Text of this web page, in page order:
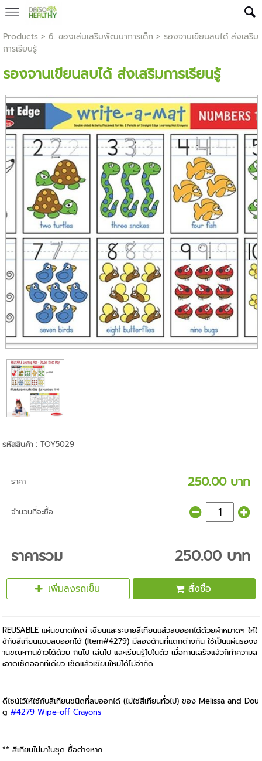
Products > 6. ของเล่นเสริมพัฒนาการเด็ก > รองจานเขียนลบได้ ส่งเสริม
การเรียนรู้
รองจานเขียนลบได้ ส่งเสริมการเรียนรู้
รหัสสินค้า :TOY5029
ราคา 250.00 บาท
จำนวนที่จะซื้อ
ราคารวม 250.00 บาท
เพิ่มลงรถเข็น สั่งซื้อ
REUSABLE แผ่นขนาดใหญ่ เขียนและระบายสีเทียนแล้วลบออกได้ด้วยผ้าหมาดๆ ให้ใ
ช้กับสีเทียนแบบลบออกได้ (Item#4279) มีสองด้านที่แตกต่างกัน ใช้เป็นแผ่นรองจ
านขณะทานข้าวได้ด้วย กินไป เล่นไป และเรียนรู้ไปในตัว เมื่อทานเสร็จแล้วก็ทำความส
ะอาดเช็ดออกทีเดียว เช็ดแล้วเขียนใหม่ได้ไม่จำกัด
ดีไซน์ไว้ให้ใช้กับสีเทียนชนิดที่ลบออกได้ (ไม่ใช่สีเทียนทั่วไป) ของ Melissa and Dou
g#4279 Wipe-off Crayons
** สีเทียนไม่มาในชุด ซื้อต่างหาก